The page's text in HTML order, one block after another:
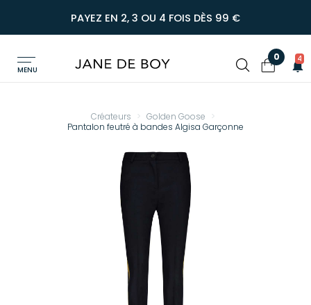
PAYEZ EN 2, 3 OU 4 FOIS DÈS 99 €
MENU
0 4
Créateurs
Golden Goose
Pantalon feutré à bandes Algisa Garçonne